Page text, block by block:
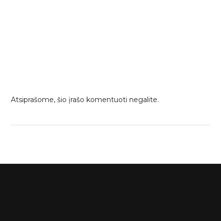
Atsiprašome, šio įrašo komentuoti negalite.